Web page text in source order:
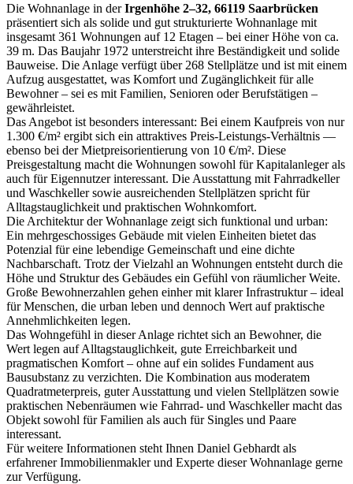
Die Wohnanlage in derIrgenhöhe 2–32, 66119 Saarbrücken
präsentiert sich als solide und gut strukturierte Wohnanlage mit
insgesamt 361 Wohnungen auf 12 Etagen – bei einer Höhe von ca.
39 m. Das Baujahr 1972 unterstreicht ihre Beständigkeit und solide
Bauweise. Die Anlage verfügt über 268 Stellplätze und ist mit einem
Aufzug ausgestattet, was Komfort und Zugänglichkeit für alle
Bewohner – sei es mit Familien, Senioren oder Berufstätigen –
gewährleistet.
Das Angebot ist besonders interessant: Bei einem Kaufpreis von nur
1.300 €/m² ergibt sich ein attraktives Preis-Leistungs-Verhältnis —
ebenso bei der Mietpreisorientierung von 10 €/m². Diese
Preisgestaltung macht die Wohnungen sowohl für Kapitalanleger als
auch für Eigennutzer interessant. Die Ausstattung mit Fahrradkeller
und Waschkeller sowie ausreichenden Stellplätzen spricht für
Alltagstauglichkeit und praktischen Wohnkomfort.
Die Architektur der Wohnanlage zeigt sich funktional und urban:
Ein mehrgeschossiges Gebäude mit vielen Einheiten bietet das
Potenzial für eine lebendige Gemeinschaft und eine dichte
Nachbarschaft. Trotz der Vielzahl an Wohnungen entsteht durch die
Höhe und Struktur des Gebäudes ein Gefühl von räumlicher Weite.
Große Bewohnerzahlen gehen einher mit klarer Infrastruktur – ideal
für Menschen, die urban leben und dennoch Wert auf praktische
Annehmlichkeiten legen.
Das Wohngefühl in dieser Anlage richtet sich an Bewohner, die
Wert legen auf Alltagstauglichkeit, gute Erreichbarkeit und
pragmatischen Komfort – ohne auf ein solides Fundament aus
Bausubstanz zu verzichten. Die Kombination aus moderatem
Quadratmeterpreis, guter Ausstattung und vielen Stellplätzen sowie
praktischen Nebenräumen wie Fahrrad- und Waschkeller macht das
Objekt sowohl für Familien als auch für Singles und Paare
interessant.
Für weitere Informationen steht Ihnen Daniel Gebhardt als
erfahrener Immobilienmakler und Experte dieser Wohnanlage gerne
zur Verfügung.